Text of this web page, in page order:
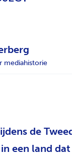
mediahistorie
de
een land